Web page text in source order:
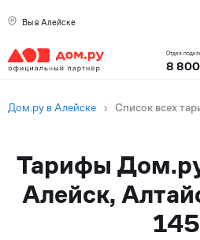
Вы в Алейске
Отдел
8
Дом.ру в Алейске › Список всех
Тарифы
Алейск,
145